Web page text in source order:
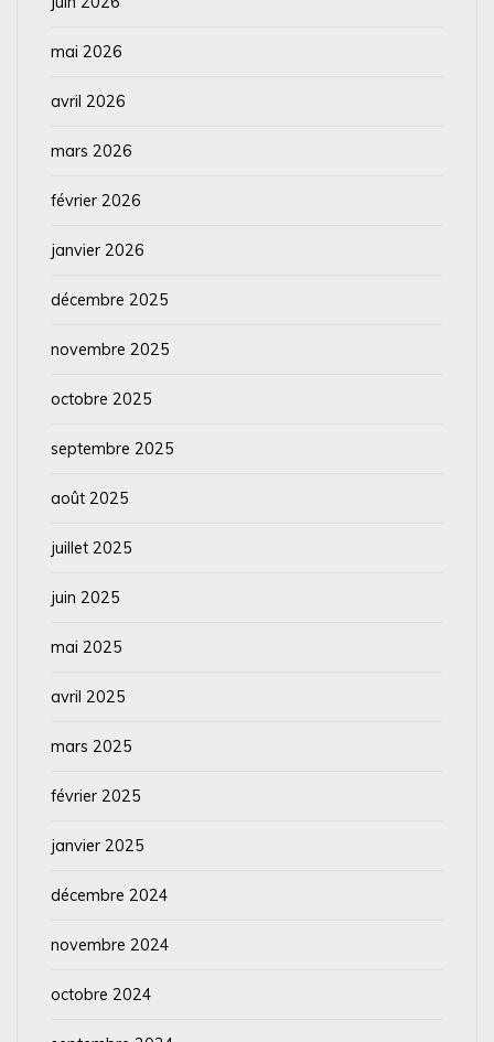
mai 2026
avril 2026
mars 2026
février 2026
janvier 2026
décembre 2025
novembre 2025
octobre 2025
septembre 2025
août 2025
juillet 2025
juin 2025
mai 2025
avril 2025
mars 2025
février 2025
janvier 2025
décembre 2024
novembre 2024
octobre 2024